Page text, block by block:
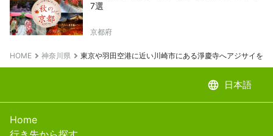
7選
京都府
HOME 神奈川県 東京や羽田空港に近い川崎市にある淨慶寺へアジサイを見
language 日本語
Home